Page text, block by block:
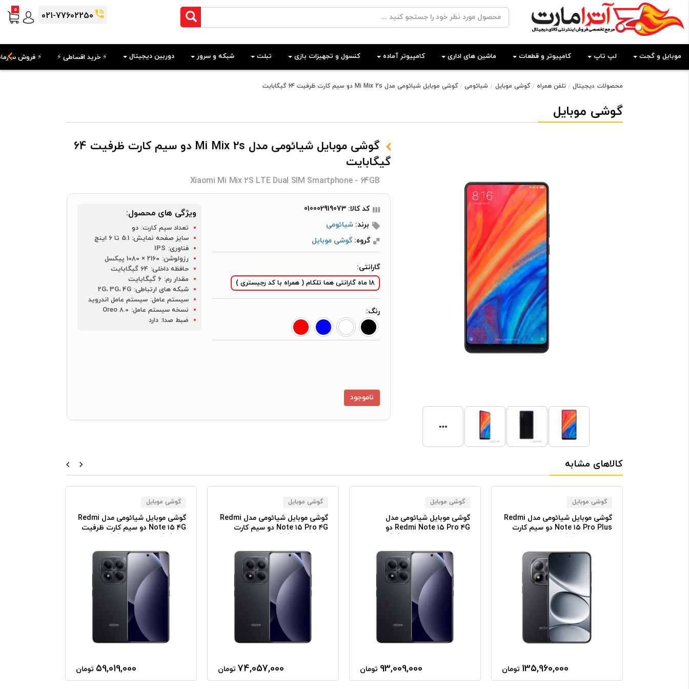
0
021-77602250
موبایل و گجت لپ تاپ کامپیوتر و قطعات ماشین های اداری کامپیوتر آماده کنسول و تجهیزات بازی تبلت شبکه و سرور دوربین دیجیتال ⚡️ خرید اقساطی ⚡️ ⚡️ فروش
محصولات دیجیتال تلفن همراه گوشی موبایل شیائومی گوشی موبایل شیائومی مدل Mi Mix 2s دو سیم کارت ظرفیت 64 گیگابایت
گوشی موبایل
گوشی موبایل شیائومی مدل Mi Mix 2s دو سیم کارت ظرفیت 64
گیگابایت
Xiaomi Mi Mix 2S LTE Dual SIM Smartphone - 64GB
کد کالا: 010002919073
برند: شیائومی
گروه:گوشی موبایل
گارانتی:
18 ماه گارانتی هما تلکام ( همراه با کد رجیستری )
رنگ:
ویژگی های محصول:
تعداد سیم کارت: دو
سایز صفحه نمایش: 5.1 تا 6 اینچ
فناوری: IPS
رزولوشن: 2160 × 1080 پیکسل
حافظه داخلی: 64 گیگابایت
مقدار رم: 6 گیگابایت
شبکه های ارتباطی: 2G، 3G، 4G
سیستم عامل: سیستم عامل اندروید
نسخه سیستم عامل: Oreo 8.0
ضبط صدا: دارد
ناموجود
کالاهای مشابه
گوشی موبایل
گوشی موبایل شیائومی مدل Redmi
Note ۱۵ Pro Plus دو سیم کارت
135,960,000 تومان
گوشی موبایل
گوشی موبایل شیائومی مدل
Redmi Note ۱۵ Pro ۴G دو
93,009,000 تومان
گوشی موبایل
گوشی موبایل شیائومی مدل Redmi
Note ۱۵ Pro ۴G دو سیم کارت
74,057,000 تومان
گوشی موبایل
گوشی موبایل شیائومی مدل Redmi
Note ۱۵ ۴G دو سیم کارت ظرفیت
59,019,000 تومان